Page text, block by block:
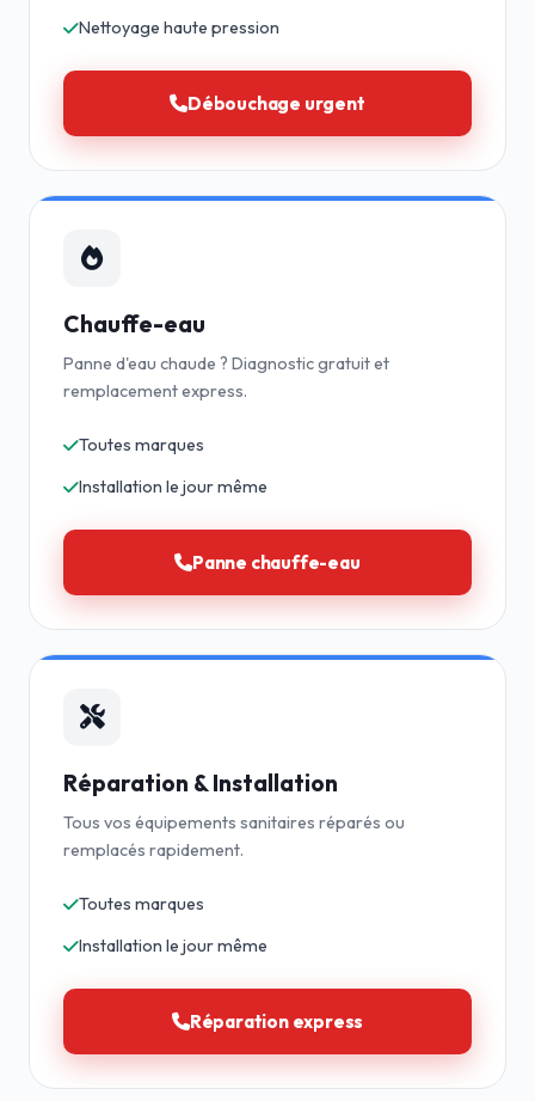
Nettoyage haute pression
Débouchage urgent
Chauffe-eau
Panne d'eau chaude ? Diagnostic gratuit et
remplacement express.
Toutes marques
Installation le jour même
Panne chauffe-eau
Réparation & Installation
Tous vos équipements sanitaires réparés ou
remplacés rapidement.
Toutes marques
Installation le jour même
Réparation express